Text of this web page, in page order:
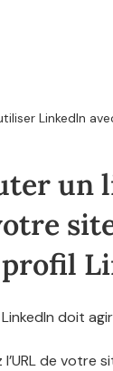
LinkedIn
un
doit
de votre